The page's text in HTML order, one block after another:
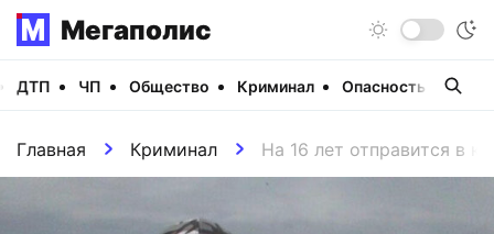
Мегаполис
ДТП ЧП Общество Криминал Опасность
Главная Криминал На 16 лет отправится в